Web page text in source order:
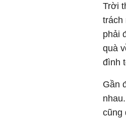
Trời
trách
phải
quà
đình
Gần
cũng